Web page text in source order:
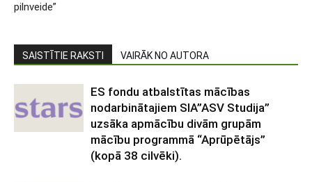
pilnveide”
SAISTĪTIE RAKSTI VAIRĀK NO AUTORA
ES fondu atbalstītas mācības
nodarbinātajiem SIA”ASV Studija”
uzsāka apmācību divām grupām
mācību programmā “Aprūpētājs”
(kopā 38 cilvēki).